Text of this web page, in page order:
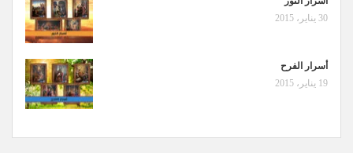
30 يناير، 2015
أسرار الفرح
19 يناير، 2015